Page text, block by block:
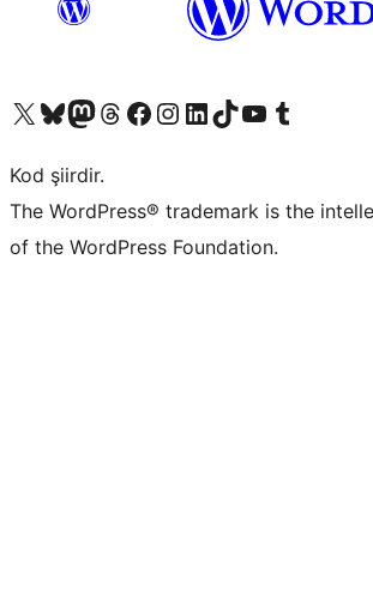
X (eski Twitter) hesabımıza bakın
Bluesky hesabımızı ziyaret edinMastodon hesabımızı ziyaret edinThreads hesabımızı ziyaret edinFacebook sayfamızı ziyaret edinInstagram hesabımızı ziyaret edinLinkedIn hesabımızı ziyaret edinTikTok hesabımızı ziyaret edinYouTube kanalımızı ziyaret edinTumblr hesabımızı ziyaret edin
Kod şiirdir.
The WordPress® trademark is the
of the WordPress Foundation.